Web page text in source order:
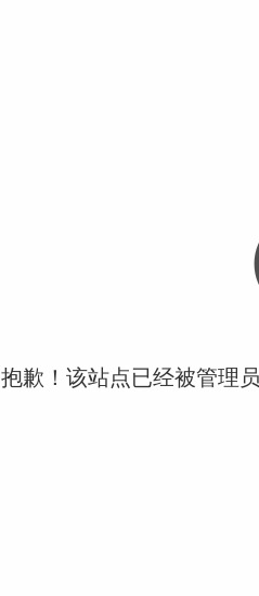
抱歉！该站点已经被管理